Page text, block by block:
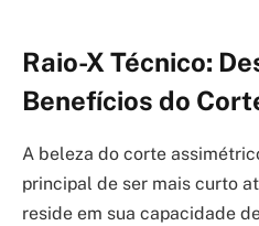
Raio-X Técnico:
Benefícios do
A beleza do corte
principal de ser mais curto
reside em sua capacidade